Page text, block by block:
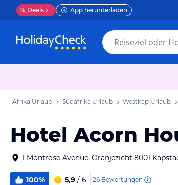
% Deals App herunterladen
Afrika Urlaub Südafrika Urlaub Westkap Urlaub
Hotel Acorn
1 Montrose Avenue, Oranjezicht 8001
100% 5,9 / 6 26 Bewertungen